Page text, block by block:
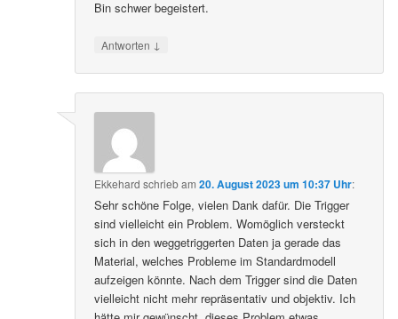
Bin schwer begeistert.
Antworten ↓
Ekkehard schriebam20. August 2023 um 10:37 Uhr:
Sehr schöne Folge, vielen Dank dafür. Die Trigger
sind vielleicht ein Problem. Womöglich versteckt
sich in den weggetriggerten Daten ja gerade das
Material, welches Probleme im Standardmodell
aufzeigen könnte. Nach dem Trigger sind die Daten
vielleicht nicht mehr repräsentativ und objektiv. Ich